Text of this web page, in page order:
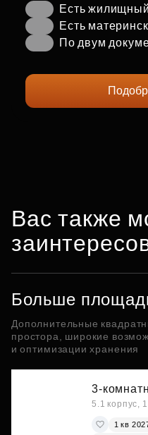
Есть
Есть
По двум
Вас также
Больше
Дополнительные
простора, широкие
и оптимизации хранения
3-
5.1 корпус,
1 кв